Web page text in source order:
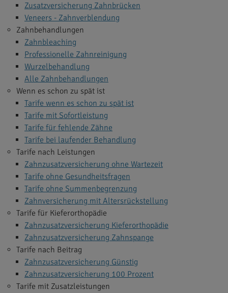
Zusatzversicherung Zahnbrücken
Veneers - Zahnverblendung
Zahnbehandlungen
Zahnbleaching
Professionelle Zahnreinigung
Wurzelbehandlung
Alle Zahnbehandlungen
Wenn es schon zu spät ist
Tarife wenn es schon zu spät ist
Tarife mit Sofortleistung
Tarife für fehlende Zähne
Tarife bei laufender Behandlung
Tarife nach Leistungen
Zahnzusatzversicherung ohne Wartezeit
Tarife ohne Gesundheitsfragen
Tarife ohne Summenbegrenzung
Zahnversicherung mit Altersrückstellung
Tarife für Kieferorthopädie
Zahnzusatzversicherung Kieferorthopädie
Zahnzusatzversicherung Zahnspange
Tarife nach Beitrag
Zahnzusatzversicherung Günstig
Zahnzusatzversicherung 100 Prozent
Tarife mit Zusatzleistungen